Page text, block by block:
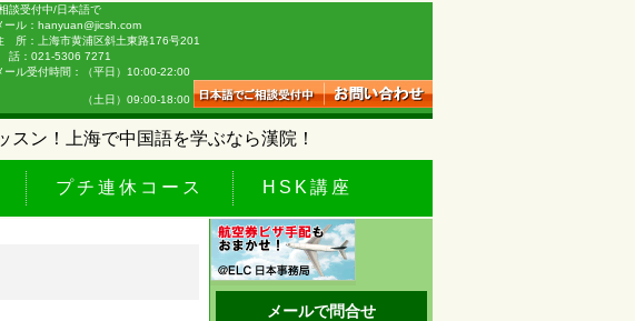
談受付中/日本語で
ール：hanyuan@jicsh.com
所：上海市黄浦区斜土東路176号201
話：021-5306 7271
ール受付時間：（平日）10:00-22:00
土日）09:00-18:00
ン！上海で中国語を学ぶなら漢院！
プチ連休コース HSK講座
メールで問合せ